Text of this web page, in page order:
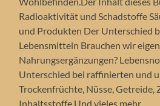
Radioaktivität und Schadstoffe
und Produkten Der Unterschied
Lebensmitteln Brauchen wir
Nahrungsergänzungen?
Unterschied bei raffinierten und
Trockenfrüchte, Nüsse, Getreide,
Inhaltsstoffe Und vieles mehr.